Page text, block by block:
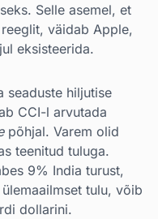
Selle asemel, et
väidab Apple,
eksisteerida.
seaduste hiljutise
CCI-l arvutada
põhjal. Varem olid
teenitud tuluga.
9% India turust,
tulu, võib
dollarini.